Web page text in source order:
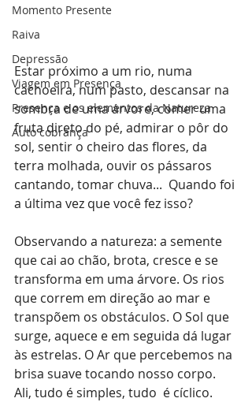
Momento Presente
Raiva
Depressão
Viagem em Presença
Presença e os elementos da Natureza
Auto cobrança
Estar próximo a um rio, numa
cachoeira, num pasto, descansar na
sombra de uma árvore, comer uma
fruta direto do pé, admirar o pôr do
sol, sentir o cheiro das flores, da
terra molhada, ouvir os pássaros
cantando, tomar chuva...  Quando foi
a última vez que você fez isso?
Observando a natureza: a semente
que cai ao chão, brota, cresce e se
transforma em uma árvore. Os rios
que correm em direção ao mar e
transpõem os obstáculos. O Sol que
surge, aquece e em seguida dá lugar
às estrelas. O Ar que percebemos na
brisa suave tocando nosso corpo.
Ali, tudo é simples, tudo  é cíclico.